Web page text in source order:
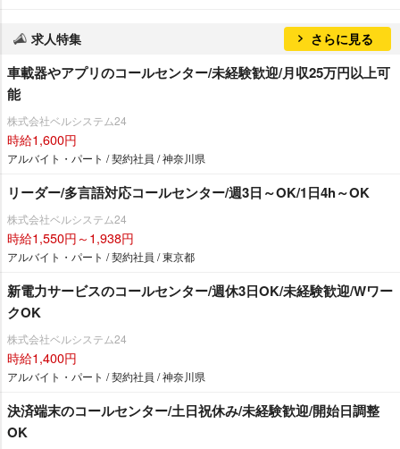
求人特集 さらに見る
車載器やアプリのコールセンター/未経験歓迎/月収25万円以上可
能
株式会社ベルシステム24
時給1,600円
アルバイト・パート / 契約社員 / 神奈川県
リーダー/多言語対応コールセンター/週3日～OK/1日4h～OK
株式会社ベルシステム24
時給1,550円～1,938円
アルバイト・パート / 契約社員 / 東京都
新電力サービスのコールセンター/週休3日OK/未経験歓迎/Wワー
クOK
株式会社ベルシステム24
時給1,400円
アルバイト・パート / 契約社員 / 神奈川県
決済端末のコールセンター/土日祝休み/未経験歓迎/開始日調整
OK